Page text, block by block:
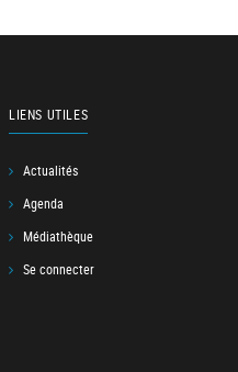
LIENS UTILES
Actualités
Agenda
Médiathèque
Se connecter